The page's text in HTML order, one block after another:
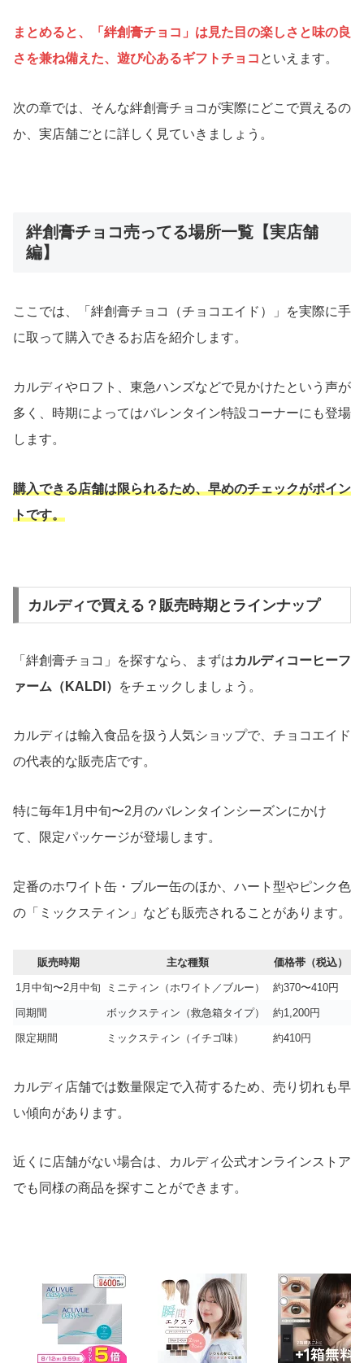
まとめると、「絆創膏チョコ」は見た目の楽しさと味の良
さを兼ね備えた、遊び心あるギフトチョコ といえます。
次の章では、そんな絆創膏チョコが実際にどこで買えるの
か、実店舗ごとに詳しく見ていきましょう。
絆創膏チョコ売ってる場所一覧【実店舗
編】
ここでは、「絆創膏チョコ（チョコエイド）」を実際に手
に取って購入できるお店を紹介します。
カルディやロフト、東急ハンズなどで見かけたという声が
多く、時期によってはバレンタイン特設コーナーにも登場
します。
購入できる店舗は限られるため、早めのチェックがポイン
トです。
カルディで買える？販売時期とラインナップ
「絆創膏チョコ」を探すなら、まずはカルディコーヒーフ
ァーム（KALDI）
をチェックしましょう。
カルディは輸入食品を扱う人気ショップで、チョコエイド
の代表的な販売店です。
特に毎年1月中旬〜2月のバレンタインシーズンにかけ
て、限定パッケージが登場します。
定番のホワイト缶・ブルー缶のほか、ハート型やピンク色
の「ミックスティン」なども販売されることがあります。
販売時期 主な種類 価格帯（税込）
1月中旬〜2月中旬 ミニティン（ホワイト／ブルー） 約370〜410円
同期間 ボックスティン（救急箱タイプ） 約1,200円
限定期間 ミックスティン（イチゴ味） 約410円
カルディ店舗では数量限定で入荷するため、売り切れも早
い傾向があります。
近くに店舗がない場合は、カルディ公式オンラインストア
でも同様の商品を探すことができます。